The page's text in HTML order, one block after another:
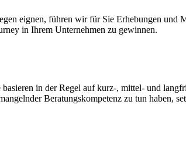
eignen, führen wir für Sie Erhebungen
in Ihrem Unternehmen zu gewinnen.
in der Regel auf kurz-, mittel- und
Beratungskompetenz zu tun haben,